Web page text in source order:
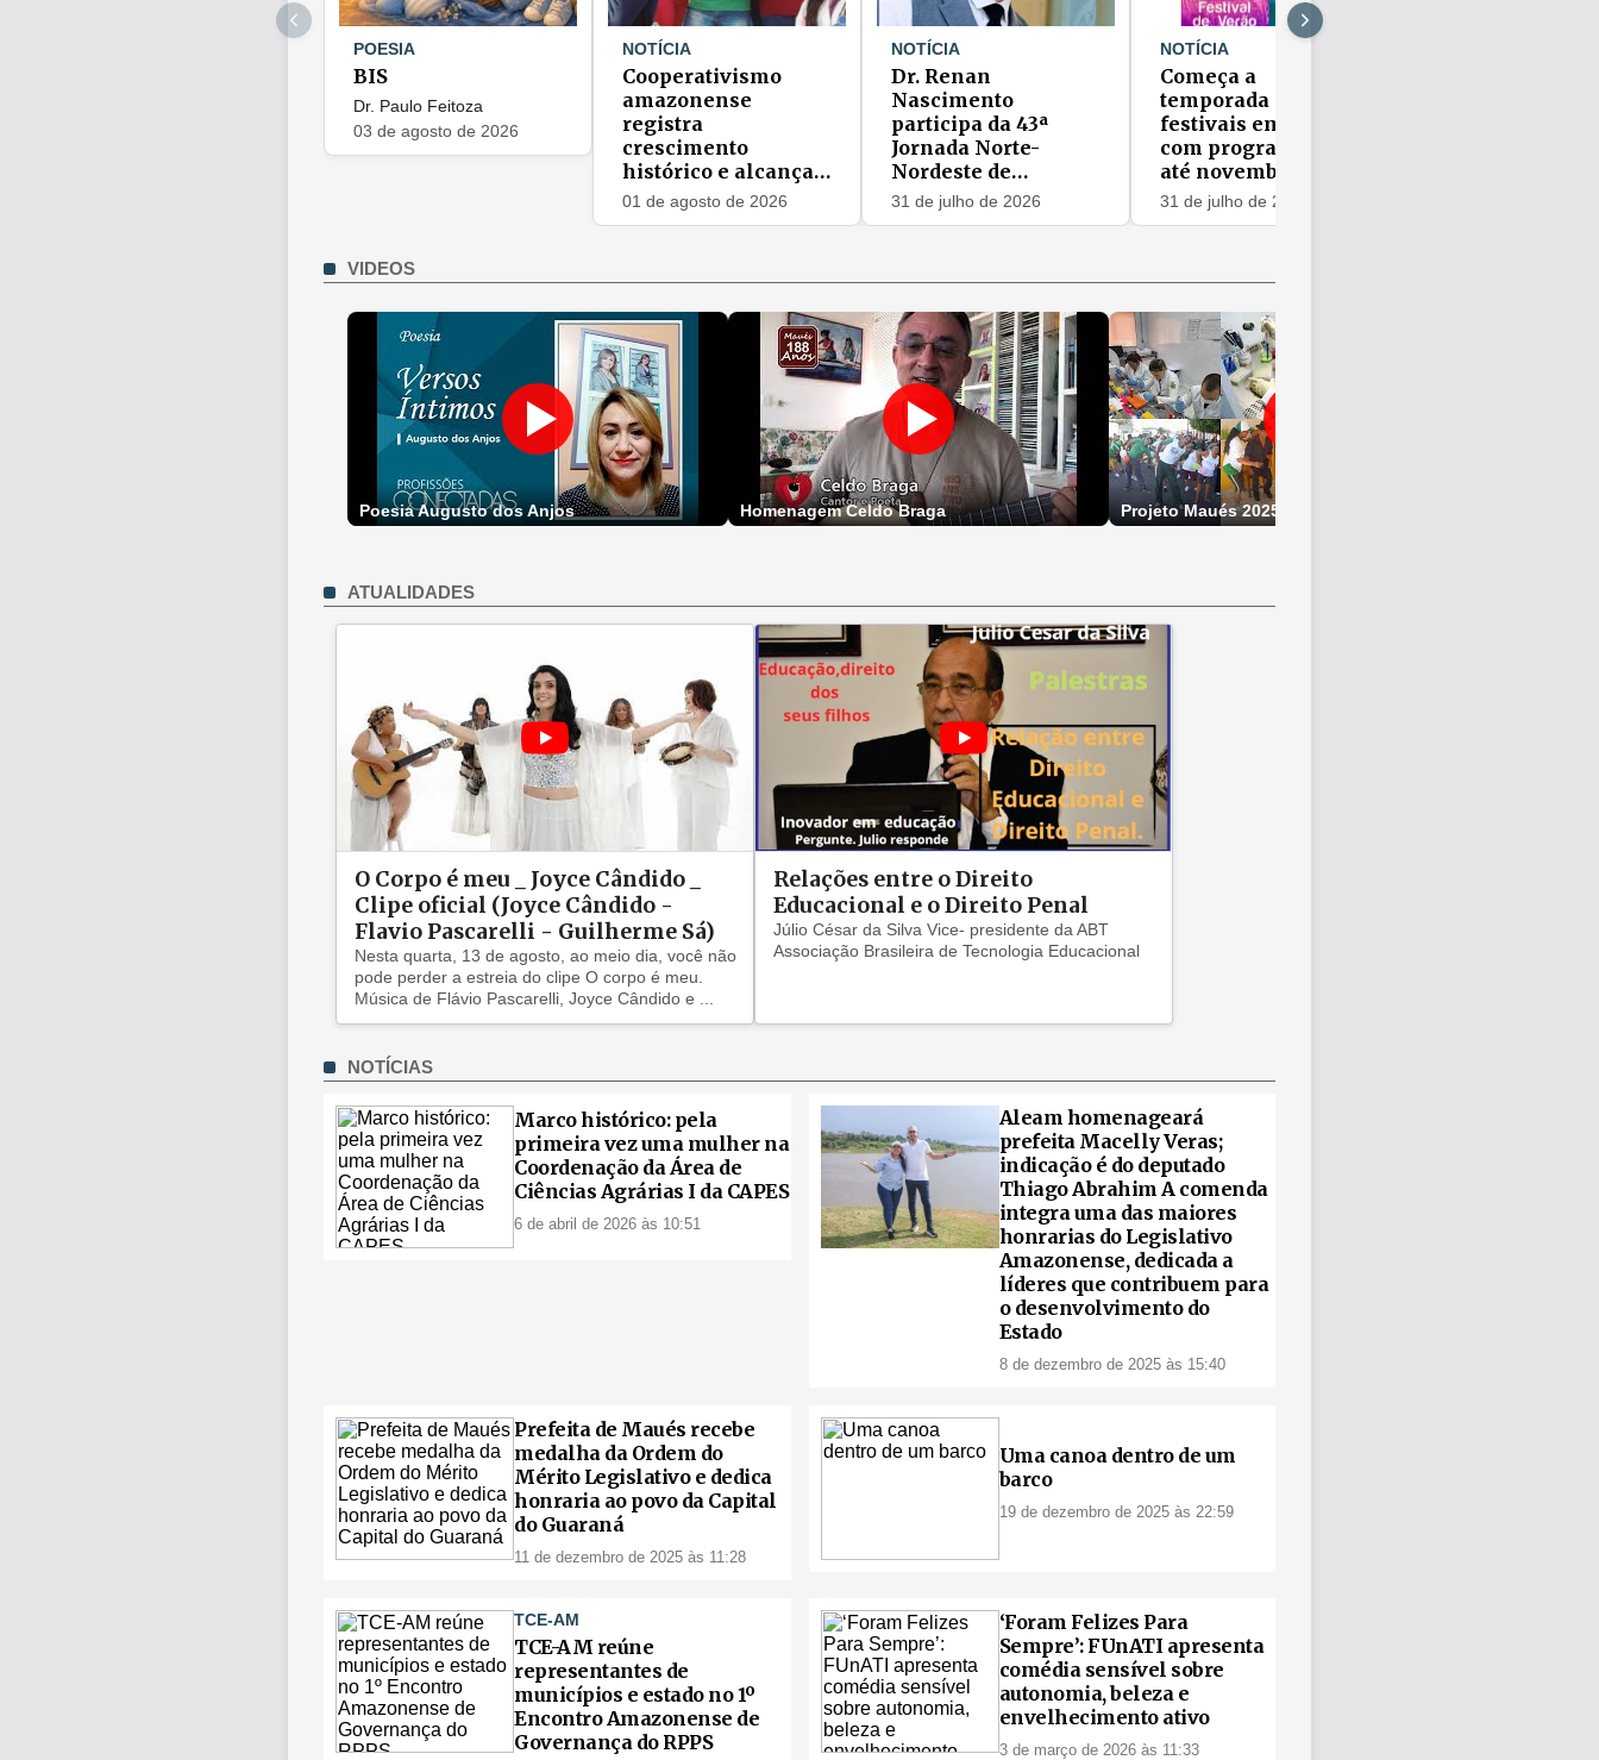
POESIA
BIS
Dr. Paulo Feitoza
03 de agosto de 2026
NOTÍCIA
Cooperativismo
amazonense
registra
crescimento
histórico e alcança
mais de 74 mil
cooperados em 2025
01 de agosto de 2026
NOTÍCIA
Dr. Renan
Nascimento
participa da 43ª
Jornada Norte-
Nordeste de
Dermatologia
31 de julho de 2026
NOTÍCIA
Começa a
temporada de
festivais em Maués
com programação
até novembro
31 de julho de 2026
VIDEOS
Poesia Augusto dos Anjos Homenagem Celdo Braga Projeto Maués 2025 - FUnATI
ATUALIDADES
O Corpo é meu _ Joyce Cândido _
Clipe oficial (Joyce Cândido -
Flavio Pascarelli - Guilherme Sá)
Nesta quarta, 13 de agosto, ao meio dia, você não
pode perder a estreia do clipe O corpo é meu.
Música de Flávio Pascarelli, Joyce Cândido e ...
Relações entre o Direito
Educacional e o Direito Penal
Júlio César da Silva Vice- presidente da ABT
Associação Brasileira de Tecnologia Educacional
NOTÍCIAS
Marco histórico: pela
primeira vez uma mulher na
Coordenação da Área de
Ciências Agrárias I da CAPES
6 de abril de 2026 às 10:51
Aleam homenageará
prefeita Macelly Veras;
indicação é do deputado
Thiago Abrahim A comenda
integra uma das maiores
honrarias do Legislativo
Amazonense, dedicada a
líderes que contribuem para
o desenvolvimento do
Estado
8 de dezembro de 2025 às 15:40
Prefeita de Maués recebe
medalha da Ordem do
Mérito Legislativo e dedica
honraria ao povo da Capital
do Guaraná
11 de dezembro de 2025 às 11:28
Uma canoa dentro de um
barco
19 de dezembro de 2025 às 22:59
TCE-AM
TCE-AM reúne
representantes de
municípios e estado no 1º
Encontro Amazonense de
Governança do RPPS
‘Foram Felizes Para
Sempre’: FUnATI apresenta
comédia sensível sobre
autonomia, beleza e
envelhecimento ativo
3 de março de 2026 às 11:33